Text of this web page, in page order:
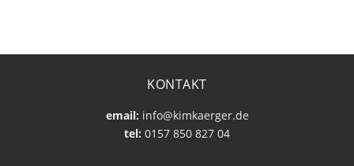
KONTAKT
email: info@kimkaerger.de
tel: 0157 850 827 04